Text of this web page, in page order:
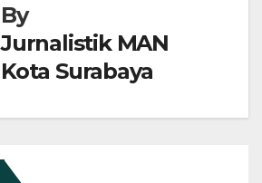
By
Jurnalistik MAN
Kota Surabaya